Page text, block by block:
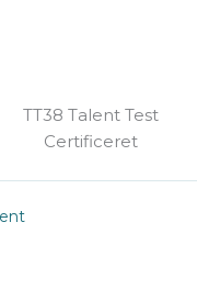
TT38 Talent Test
Certificeret